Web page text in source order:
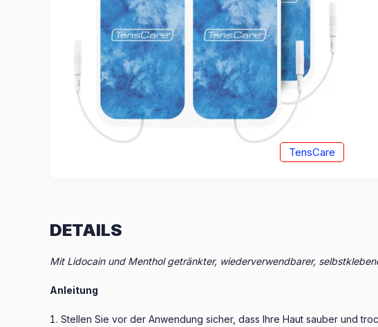
TensCare
DETAILS
Mit Lidocain und Menthol getränkter, wiederverwendbarer,
Anleitung
Stellen Sie vor der Anwendung sicher, dass Ihre Haut sauber und